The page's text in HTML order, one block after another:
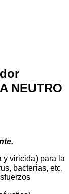
NEUTRO
y viricida) para la
bacterias, etc,